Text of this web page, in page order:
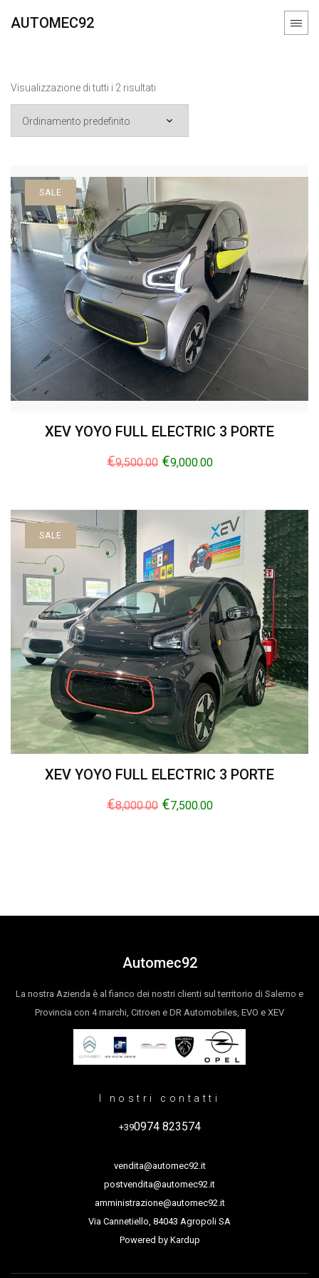
AUTOMEC92
Visualizzazione di tutti i 2 risultati
SALE
XEV YOYO FULL ELECTRIC 3 PORTE
€9,500.00 €9,000.00
SALE
XEV YOYO FULL ELECTRIC 3 PORTE
€8,000.00 €7,500.00
Automec92
La nostra Azienda è al fianco dei nostri clienti sul territorio di Salerno e
Provincia con 4 marchi, Citroen e DR Automobiles, EVO e XEV
I nostri contatti
+390974 823574
vendita@automec92.it
postvendita@automec92.it
amministrazione@automec92.it
Via Cannetiello, 84043 Agropoli SA
Powered by Kardup